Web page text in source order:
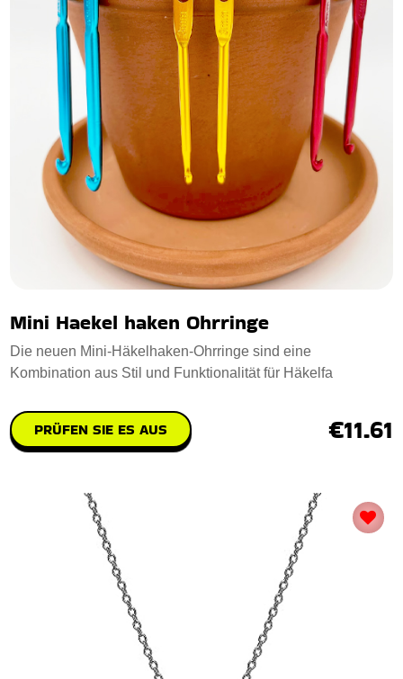
Mini Haekel haken Ohrringe
Die neuen Mini-Häkelhaken-Ohrringe sind eine
Kombination aus Stil und Funktionalität für Häkelfa
PRÜFEN SIE ES AUS €11.61